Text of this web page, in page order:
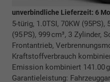
unverbindliche Lieferzeit: 6
5-türig, 1.0TSI, 70KW (95PS),
(95 PS), 999 cm³, 3 Zylinder,
Frontantrieb,
Kraftstoffverbrauch
Emission kombiniert 141.00
Garantieleistung: